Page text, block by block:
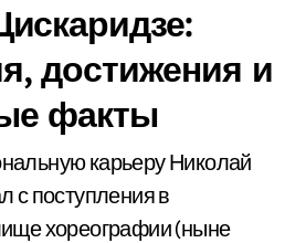
достижения и
факты
карьеру Николай
с поступления в
хореографии (ныне